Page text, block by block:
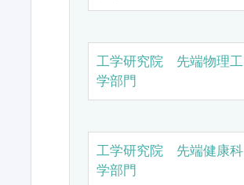
工学研究院 先端物理工
学部門
工学研究院 先端健康科
学部門